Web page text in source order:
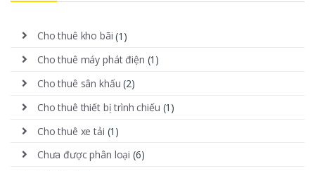
Cho thuê kho bãi (1)
Cho thuê máy phát điện (1)
Cho thuê sân khấu (2)
Cho thuê thiết bị trình chiếu (1)
Cho thuê xe tải (1)
Chưa được phân loại (6)